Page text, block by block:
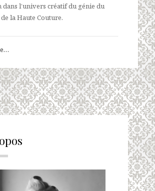
l’univers créatif du génie du
la Haute Couture.